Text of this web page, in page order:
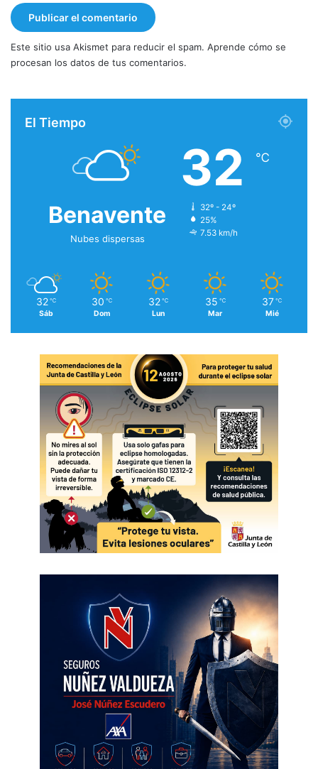
Este sitio usa Akismet para reducir el spam. Aprende cómo se
procesan los datos de tus comentarios.
El Tiempo
Benavente
Nubes dispersas
32 ℃
32º - 24º
25%
7.53 km/h
32 ℃
Sáb
30 ℃
Dom
32 ℃
Lun
35 ℃
Mar
37 ℃
Mié